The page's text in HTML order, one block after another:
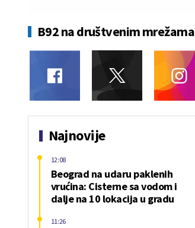
B92 na društvenim mrežama
Najnovije
Beograd na udaru paklenih
vrućina: Cisterne sa vodom i
dalje na 10 lokacija u gradu
12:08
11:26